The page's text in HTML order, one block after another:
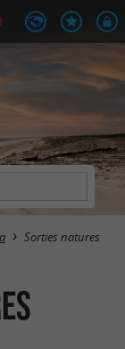
Sorties natures